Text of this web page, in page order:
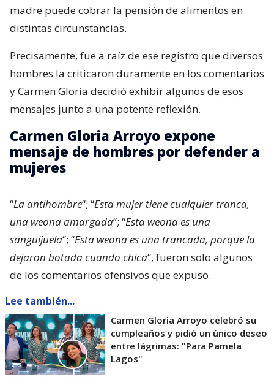
madre puede cobrar la pensión de alimentos en
distintas circunstancias.
Precisamente, fue a raíz de ese registro que diversos
hombres la criticaron duramente en los comentarios
y Carmen Gloria decidió exhibir algunos de esos
mensajes junto a una potente reflexión.
Carmen Gloria Arroyo expone
mensaje de hombres por defender a
mujeres
“La antihombre“; “Esta mujer tiene cualquier tranca,
una weona amargada“; “Esta weona es una
sanguijuela“; “Esta weona es una trancada, porque la
dejaron botada cuando chica“, fueron solo algunos
de los comentarios ofensivos que expuso.
Lee también...
Carmen Gloria Arroyo celebró su
cumpleaños y pidió un único deseo
entre lágrimas: "Para Pamela
Lagos"